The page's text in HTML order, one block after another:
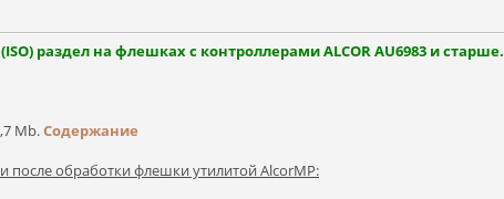
раздел на флешках с контроллерами ALCOR AU6983 и старше.
Mb.Содержание
после обработки флешки утилитой AlcorMP: